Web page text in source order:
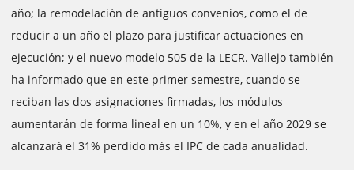
año; la remodelación de antiguos convenios, como el de
reducir a un año el plazo para justificar actuaciones en
ejecución; y el nuevo modelo 505 de la LECR. Vallejo también
ha informado que en este primer semestre, cuando se
reciban las dos asignaciones firmadas, los módulos
aumentarán de forma lineal en un 10%, y en el año 2029 se
alcanzará el 31% perdido más el IPC de cada anualidad.